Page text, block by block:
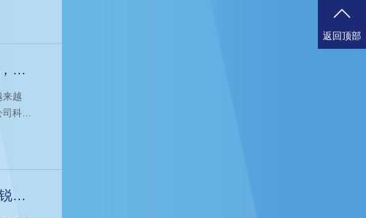
助
来越
科锐
全
招
返回顶部